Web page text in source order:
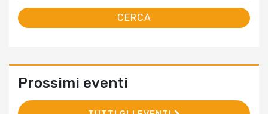
Prossimi eventi